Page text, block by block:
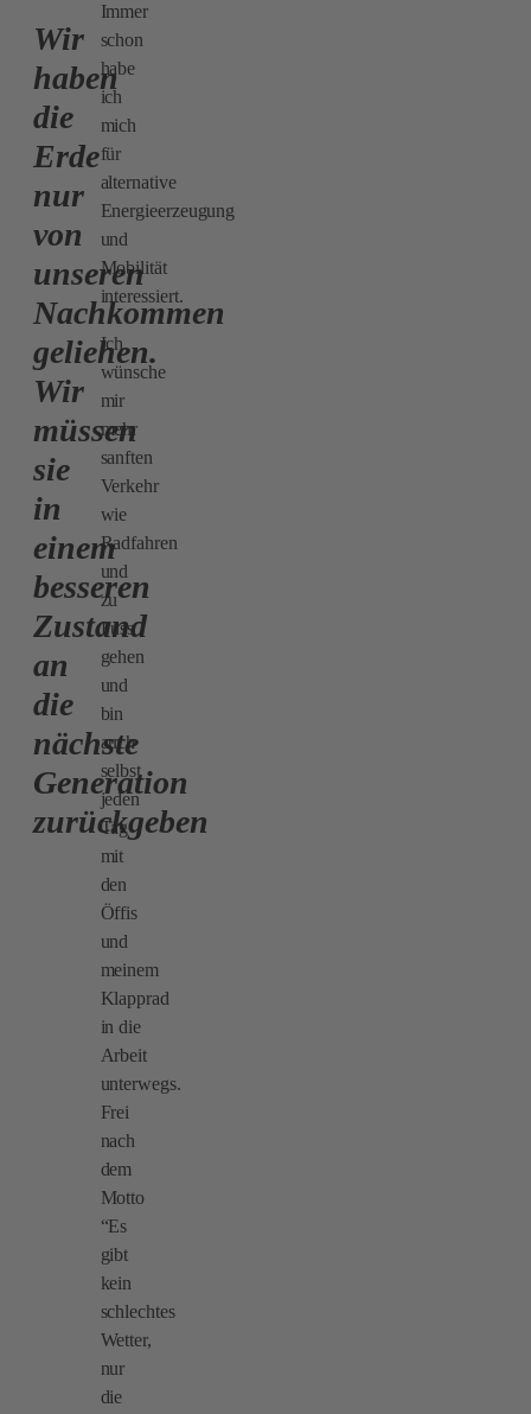
Wir
haben
die
Erde
nur
von
unseren
Nachkommen
geliehen.
Wir
müssen
sie
in
einem
besseren
Zustand
an
die
nächste
Generation
zurückgeben
Immer
schon
habe
ich
mich
für
alternative
Energieerzeugung
und
Mobilität
interessiert.
Ich
wünsche
mir
mehr
sanften
Verkehr
wie
Radfahren
und
zu
Fuss
gehen
und
bin
auch
selbst
jeden
Tag
mit
den
Öffis
und
meinem
Klapprad
in die
Arbeit
unterwegs.
Frei
nach
dem
Motto
“Es
gibt
kein
schlechtes
Wetter,
nur
die